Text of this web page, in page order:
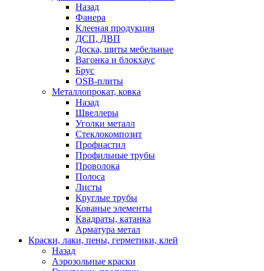
Назад
Фанера
Клееная продукция
ДСП, ДВП
Доска, щиты мебельные
Вагонка и блокхаус
Брус
OSB-плиты
Металлопрокат, ковка
Назад
Швеллеры
Уголки металл
Стеклокомпозит
Профнастил
Профильные трубы
Проволока
Полоса
Листы
Круглые трубы
Кованые элементы
Квадраты, катанка
Арматура метал
Краски, лаки, пены, герметики, клей
Назад
Аэрозольные краски